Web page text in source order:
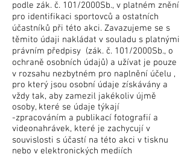
podle zák. č. 101/2000Sb., v platném znění
pro identifikaci sportovců a ostatních
účastníků při této akci. Zavazujeme se s
těmito údaji nakládat v souladu s platnými
právním předpisy (zák. č. 101/2000Sb., o
ochraně osobních údajů) a užívat je pouze
v rozsahu nezbytném pro naplnění účelu ,
pro který jsou osobní údaje získávány a
vždy tak, aby zamezil jakékoliv újmě
osoby, které se údaje týkají
-zpracováním a publikací fotografií a
videonahrávek, které je zachycují v
souvislosti s účastí na této akci v tisknu
nebo v elektronických mediích